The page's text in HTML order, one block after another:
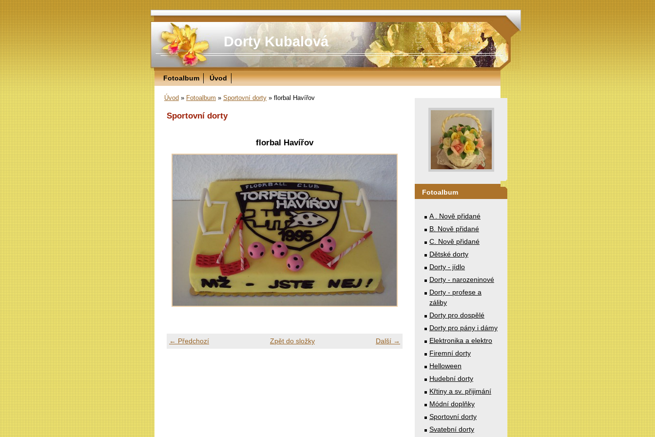
Dorty Kubalová
Fotoalbum Úvod
Úvod » Fotoalbum » Sportovní dorty » florbal Havířov
Sportovní dorty
florbal Havířov
← Předchozí Další →
Zpět do složky
Fotoalbum
A . Nově přidané
B. Nově přidané
C. Nově přidané
Dětské dorty
Dorty - jídlo
Dorty - narozeninové
Dorty - profese a
záliby
Dorty pro dospělé
Dorty pro pány i dámy
Elektronika a elektro
Firemní dorty
Helloween
Hudební dorty
Křtiny a sv. přijimání
Módní doplňky
Sportovní dorty
Svatební dorty